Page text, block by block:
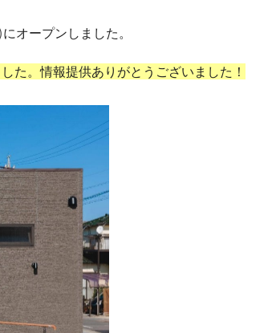
オープンしました。
た。情報提供ありがとうございました！